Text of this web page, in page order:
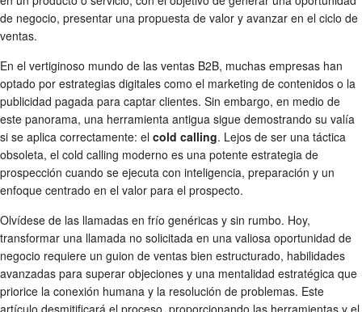
de negocio, presentar una propuesta de valor y avanzar en el ciclo de
ventas.
En el vertiginoso mundo de las ventas B2B, muchas empresas han
optado por estrategias digitales como el marketing de contenidos o la
publicidad pagada para captar clientes. Sin embargo, en medio de
este panorama, una herramienta antigua sigue demostrando su valía
si se aplica correctamente: el cold calling. Lejos de ser una táctica
obsoleta, el cold calling moderno es una potente estrategia de
prospección cuando se ejecuta con inteligencia, preparación y un
enfoque centrado en el valor para el prospecto.
Olvídese de las llamadas en frío genéricas y sin rumbo. Hoy,
transformar una llamada no solicitada en una valiosa oportunidad de
negocio requiere un guion de ventas bien estructurado, habilidades
avanzadas para superar objeciones y una mentalidad estratégica que
priorice la conexión humana y la resolución de problemas. Este
artículo desmitificará el proceso, proporcionando las herramientas y el